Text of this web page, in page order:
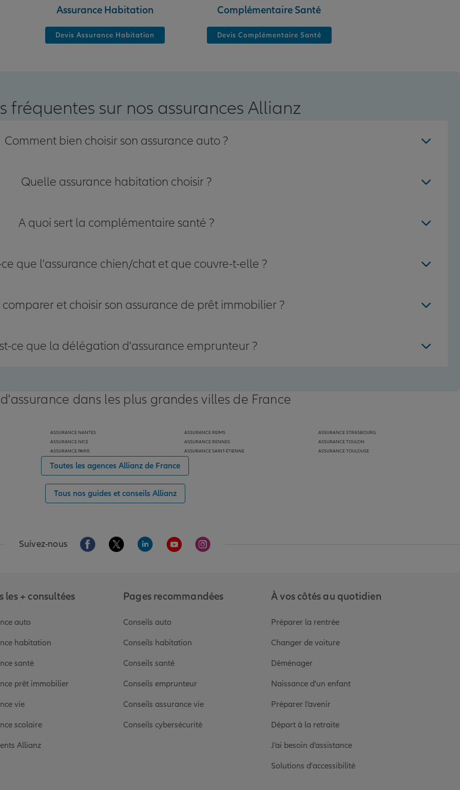
Assurance Habitation
Devis Assurance Habitation
Complémentaire Santé
Devis Complémentaire Santé
fréquentes sur nos assurances Allianz
Comment bien choisir son assurance auto ?
Quelle assurance habitation choisir ?
A quoi sert la complémentaire santé ?
que l'assurance chien/chat et que couvre-t-elle ?
et choisir son assurance de prêt immobilier ?
ce que la délégation d'assurance emprunteur ?
dans les plus grandes villes de France
ASSURANCE NANTES
ASSURANCE NICE
ASSURANCE PARIS
ASSURANCE REIMS
ASSURANCE RENNES
ASSURANCE SAINT-ÉTIENNE
ASSURANCE STRASBOURG
ASSURANCE TOULON
ASSURANCE TOULOUSE
Toutes les agences Allianz de France
Tous nos guides et conseils Allianz
Suivez-nous Aller sur la page Facebook de Allianz
Aller sur la page Twitter de Allianz
Aller sur la page Linkedin de Allianz
Aller sur la page Youtube de Allianz
Aller sur la page Instagram de Allianz
les + consultées
auto
habitation
santé
prêt immobilier
vie
scolaire
Allianz
Pages recommandées
Conseils auto
Conseils habitation
Conseils santé
Conseils emprunteur
Conseils assurance vie
Conseils cybersécurité
À vos côtés au quotidien
Préparer la rentrée
Changer de voiture
Déménager
Naissance d'un enfant
Préparer l’avenir
Départ à la retraite
J’ai besoin d’assistance
Solutions d'accessibilité